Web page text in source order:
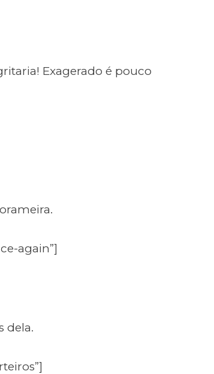
Exagerado é pouco
again”]
dela.